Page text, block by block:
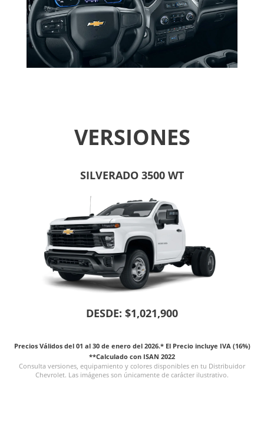
VERSIONES
SILVERADO 3500 WT
DESDE: $1,021,900
Precios Válidos del 01 al 30 de enero del 2026.* El Precio incluye IVA (16%)
**Calculado con ISAN 2022
Consulta versiones, equipamiento y colores disponibles en tu Distribuidor
Chevrolet. Las imágenes son únicamente de carácter ilustrativo.